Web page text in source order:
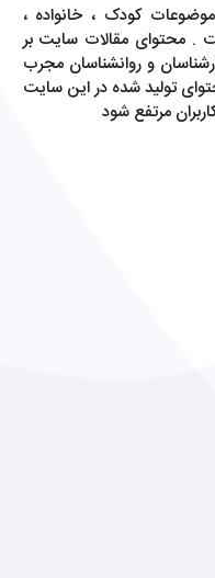
کودک ، خانواده ،
. محتوای مقالات سایت بر
و روانشناسان مجرب
تولید شده در این سایت
مرتفع شود